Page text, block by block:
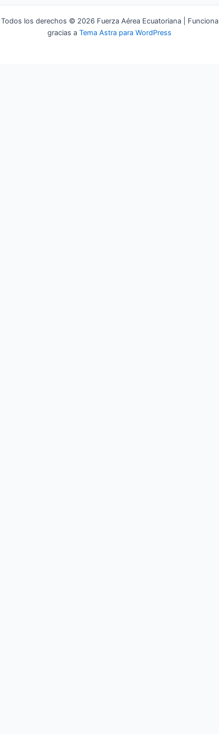
Todos los derechos © 2026 Fuerza Aérea Ecuatoriana | Funciona
gracias a Tema Astra para WordPress